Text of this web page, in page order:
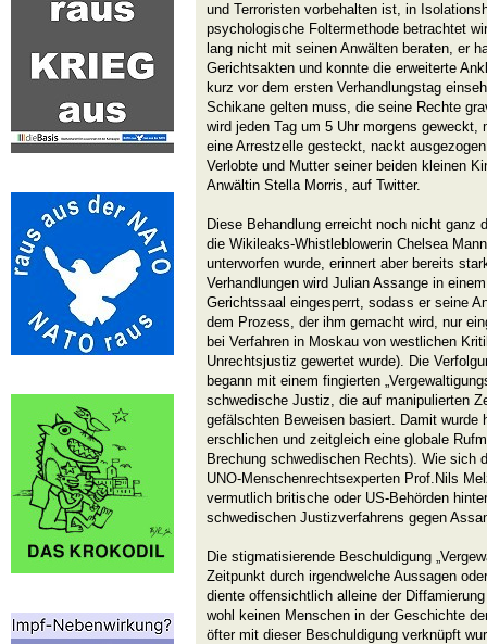
und Terroristen vorbehalten ist, in
psychologische Foltermethode betrachtet
lang nicht mit seinen Anwälten beraten, er
Gerichtsakten und konnte die erweiterte
kurz vor dem ersten Verhandlungstag
Schikane gelten muss, die seine Rechte
wird jeden Tag um 5 Uhr morgens
eine Arrestzelle gesteckt, nackt
Verlobte und Mutter seiner beiden kleinen
Anwältin Stella Morris, auf Twitter.
Diese Behandlung erreicht noch nicht ganz
die Wikileaks-Whistleblowerin Chelsea
unterworfen wurde, erinnert aber bereits
Verhandlungen wird Julian Assange in
Gerichtssaal eingesperrt, sodass er seine
dem Prozess, der ihm gemacht wird, nur
bei Verfahren in Moskau von westlichen
Unrechtsjustiz gewertet wurde). Die
begann mit einem fingierten
schwedische Justiz, die auf manipulierten
gefälschten Beweisen basiert. Damit wurde
erschlichen und zeitgleich eine globale
Brechung schwedischen Rechts). Wie sich
UNO-Menschenrechtsexperten Prof.Nils
vermutlich britische oder US-Behörden
schwedischen Justizverfahrens gegen
Die stigmatisierende Beschuldigung
Zeitpunkt durch irgendwelche Aussagen
diente offensichtlich alleine der
wohl keinen Menschen in der Geschichte
öfter mit dieser Beschuldigung verknüpft